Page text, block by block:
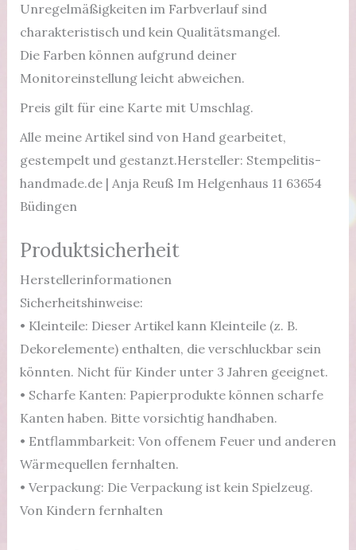
Unregelmäßigkeiten im Farbverlauf sind
charakteristisch und kein Qualitätsmangel.
Die Farben können aufgrund deiner
Monitoreinstellung leicht abweichen.
Preis gilt für eine Karte mit Umschlag.
Alle meine Artikel sind von Hand gearbeitet,
gestempelt und gestanzt.Hersteller: Stempelitis-
handmade.de | Anja Reuß Im Helgenhaus 11 63654
Büdingen
Produktsicherheit
Herstellerinformationen
Sicherheitshinweise:
• Kleinteile: Dieser Artikel kann Kleinteile (z. B.
Dekorelemente) enthalten, die verschluckbar sein
könnten. Nicht für Kinder unter 3 Jahren geeignet.
• Scharfe Kanten: Papierprodukte können scharfe
Kanten haben. Bitte vorsichtig handhaben.
• Entflammbarkeit: Von offenem Feuer und anderen
Wärmequellen fernhalten.
• Verpackung: Die Verpackung ist kein Spielzeug.
Von Kindern fernhalten